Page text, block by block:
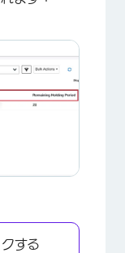
する